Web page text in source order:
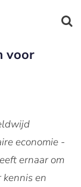
voor
economie -
ernaar om
en